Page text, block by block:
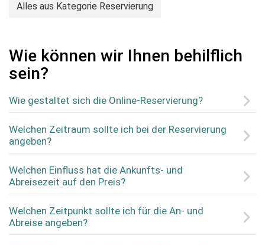
Alles aus Kategorie Reservierung
Wie können wir Ihnen behilflich
sein?
Wie gestaltet sich die Online-Reservierung?
Welchen Zeitraum sollte ich bei der Reservierung
angeben?
Welchen Einfluss hat die Ankunfts- und
Abreisezeit auf den Preis?
Welchen Zeitpunkt sollte ich für die An- und
Abreise angeben?